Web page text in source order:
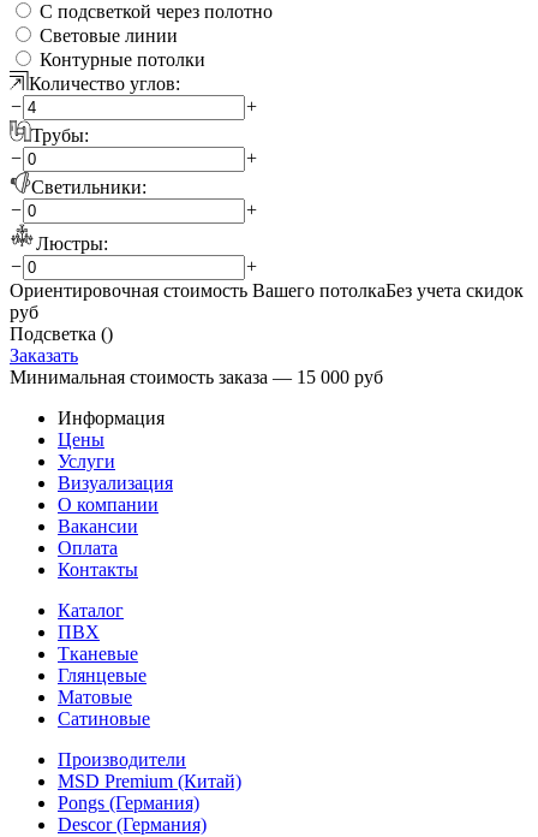
С подсветкой через полотно
Световые линии
Контурные потолки
Количество углов:
−
+
Трубы:
−
+
Светильники:
−
+
Люстры:
−
+
Ориентировочная стоимость Вашего потолкаБез учета скидок
руб
Подсветка ()
Заказать
Минимальная стоимость заказа — 15 000 руб
Информация
Цены
Услуги
Визуализация
О компании
Вакансии
Оплата
Контакты
Каталог
ПВХ
Тканевые
Глянцевые
Матовые
Сатиновые
Производители
MSD Premium (Китай)
Pongs (Германия)
Descor (Германия)